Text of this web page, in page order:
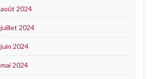
août 2024
juillet 2024
juin 2024
mai 2024